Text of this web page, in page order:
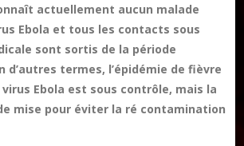
Numérique
actuellement aucun malade
Ebola et tous les contacts sous
sont sortis de la période
d’autres termes, l’épidémie de fièvre
Ebola est sous contrôle, mais la
mise pour éviter la ré contamination